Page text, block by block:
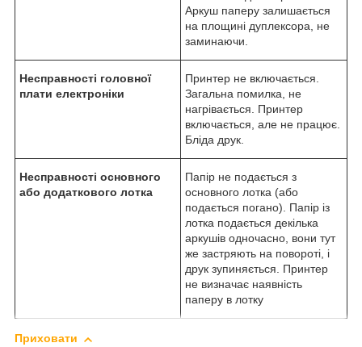
Аркуш паперу залишається
на площині дуплексора, не
заминаючи.
Несправності головної
плати електроніки
Принтер не включається.
Загальна помилка, не
нагрівається. Принтер
включається, але не працює.
Бліда друк.
Несправності основного
або додаткового лотка
Папір не подається з
основного лотка (або
подається погано). Папір із
лотка подається декілька
аркушів одночасно, вони тут
же застряють на повороті, і
друк зупиняється. Принтер
не визначає наявність
паперу в лотку
Приховати